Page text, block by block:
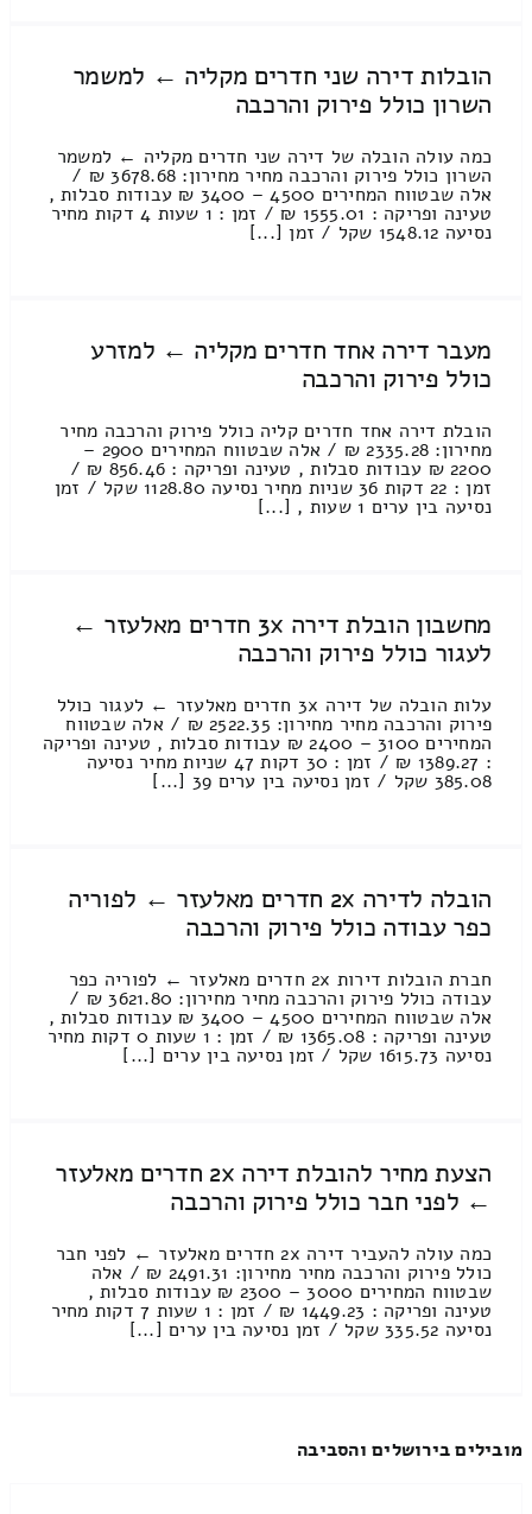
הובלות דירה שני חדרים מקליה ← למשמר
השרון כולל פירוק והרכבה
כמה עולה הובלה של דירה שני חדרים מקליה ← למשמר
השרון כולל פירוק והרכבה מחיר מחירון: 3678.68 ₪ /
אלה שבטווח המחירים 4500 – 3400 ₪ עבודות סבלות ,
טעינה ופריקה : 1555.01 ₪ / זמן : 1 שעות 4 דקות מחיר
נסיעה 1548.12 שקל / זמן [...]
מעבר דירה אחד חדרים מקליה ← למזרע
כולל פירוק והרכבה
הובלת דירה אחד חדרים קליה כולל פירוק והרכבה מחיר
מחירון: 2335.28 ₪ / אלה שבטווח המחירים 2900 –
2200 ₪ עבודות סבלות , טעינה ופריקה : 856.46 ₪ /
זמן : 22 דקות 36 שניות מחיר נסיעה 1128.80 שקל / זמן
נסיעה בין ערים 1 שעות , [...]
מחשבון הובלת דירה 3x חדרים מאלעזר ←
לעגור כולל פירוק והרכבה
עלות הובלה של דירה 3x חדרים מאלעזר ← לעגור כולל
פירוק והרכבה מחיר מחירון: 2522.35 ₪ / אלה שבטווח
המחירים 3100 – 2400 ₪ עבודות סבלות , טעינה ופריקה
: 1389.27 ₪ / זמן : 30 דקות 47 שניות מחיר נסיעה
385.08 שקל / זמן נסיעה בין ערים 39 [...]
הובלה לדירה 2x חדרים מאלעזר ← לפוריה
כפר עבודה כולל פירוק והרכבה
חברת הובלות דירות 2x חדרים מאלעזר ← לפוריה כפר
עבודה כולל פירוק והרכבה מחיר מחירון: 3621.80 ₪ /
אלה שבטווח המחירים 4500 – 3400 ₪ עבודות סבלות ,
טעינה ופריקה : 1365.08 ₪ / זמן : 1 שעות 0 דקות מחיר
נסיעה 1615.73 שקל / זמן נסיעה בין ערים [...]
הצעת מחיר להובלת דירה 2x חדרים מאלעזר
← לפני חבר כולל פירוק והרכבה
כמה עולה להעביר דירה 2x חדרים מאלעזר ← לפני חבר
כולל פירוק והרכבה מחיר מחירון: 2491.31 ₪ / אלה
שבטווח המחירים 3000 – 2300 ₪ עבודות סבלות ,
טעינה ופריקה : 1449.23 ₪ / זמן : 1 שעות 7 דקות מחיר
נסיעה 335.52 שקל / זמן נסיעה בין ערים [...]
מובילים בירושלים והסביבה